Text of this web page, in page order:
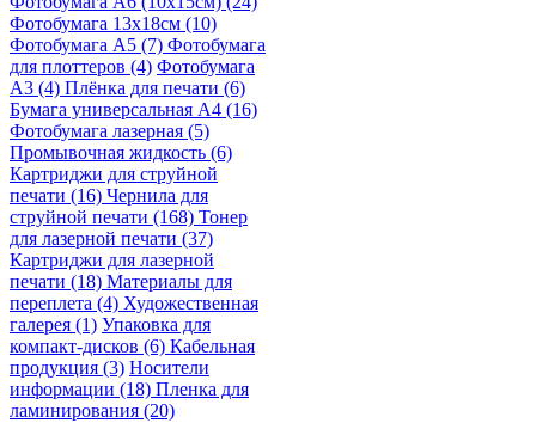
Фотобумага 13х18см (10)
Фотобумага A5 (7) Фотобумага
для плоттеров (4) Фотобумага
A3 (4) Плёнка для печати (6)
Бумага универсальная A4 (16)
Фотобумага лазерная (5)
Промывочная жидкость (6)
Картриджи для струйной
печати (16) Чернила для
струйной печати (168) Тонер
для лазерной печати (37)
Картриджи для лазерной
печати (18) Материалы для
переплета (4) Художественная
галерея (1) Упаковка для
компакт-дисков (6) Кабельная
продукция (3) Носители
информации (18) Пленка для
ламинирования (20)